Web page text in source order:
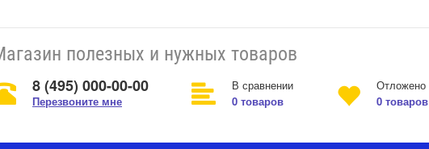
полезных и нужных товаров
8 (495) 000-00-00
Перезвоните мне
В сравнении
0 товаров
Отложено
0 товаров